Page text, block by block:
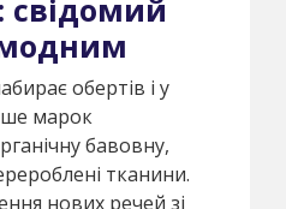
свідомий
модним
обертів і у
марок
бавовну,
тканини.
нових речей зі